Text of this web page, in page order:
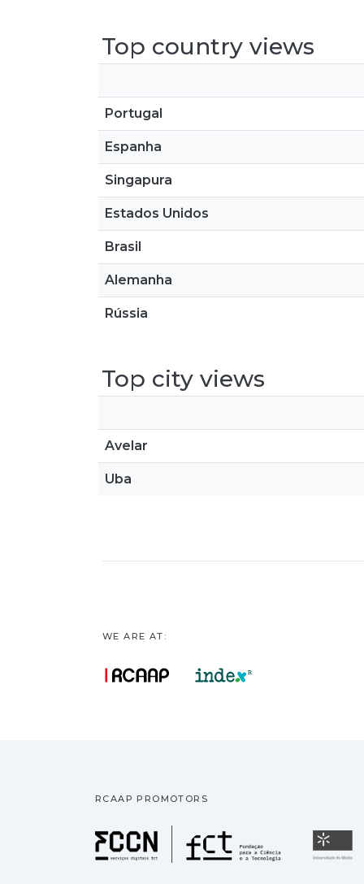
Top country views
Portugal
Espanha
Singapura
Estados Unidos
Brasil
Alemanha
Rússia
Top city views
Avelar
Uba
WE ARE AT:
RCAAP PROMOTORS
Fundação